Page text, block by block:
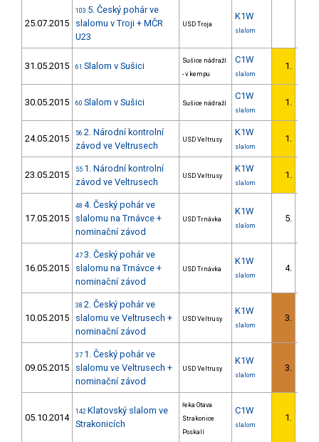
25.07.2015
103 5. Český pohár ve
slalomu v Troji + MČR
U23
USD Troja
K1W
slalom
31.05.2015 61 Slalom v Sušici
Sušice nádraží
- v kempu
C1W
slalom
1.
30.05.2015 60 Slalom v Sušici Sušice nádraží
C1W
slalom
1.
24.05.2015 56 2. Národní kontrolní
závod ve Veltrusech
USD Veltrusy
K1W
slalom
1.
23.05.2015 55 1. Národní kontrolní
závod ve Veltrusech
USD Veltrusy
K1W
slalom
1.
17.05.2015
48 4. Český pohár ve
slalomu na Trnávce +
nominační závod
USD Trnávka
K1W
slalom
5.
16.05.2015
47 3. Český pohár ve
slalomu na Trnávce +
nominační závod
USD Trnávka
K1W
slalom
4.
10.05.2015
38 2. Český pohár ve
slalomu ve Veltrusech +
nominační závod
USD Veltrusy
K1W
slalom
3.
09.05.2015
37 1. Český pohár ve
slalomu ve Veltrusech +
nominační závod
USD Veltrusy
K1W
slalom
3.
05.10.2014
142 Klatovský slalom ve
Strakonicích
řeka Otava
Strakonice
Poskalí
C1W
slalom
1.